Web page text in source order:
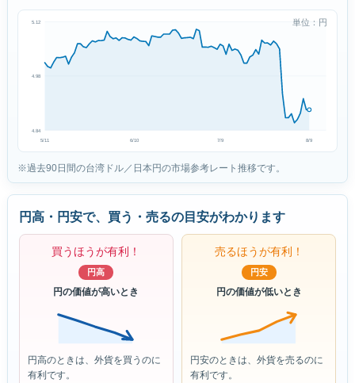
単位：円
4.84
4.98
5.12
5/11 6/10 7/9 8/9
※過去90日間の台湾ドル／日本円の市場参考レート推移です。
円高・円安で、買う・売るの目安がわかります
買うほうが有利！
円高
円の価値が高いとき
円高のときは、外貨を買うのに
有利です。
売るほうが有利！
円安
円の価値が低いとき
円安のときは、外貨を売るのに
有利です。